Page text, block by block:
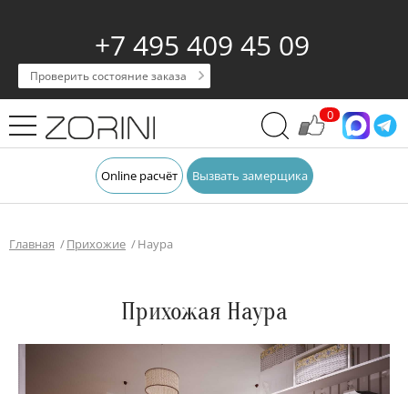
+7 495 409 45 09
Проверить состояние заказа
0
Online расчёт Вызвать замерщика
Главная Прихожие Наура
Прихожая Наура